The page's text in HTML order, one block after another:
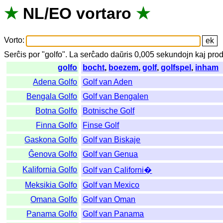
★ NL/EO vortaro ★
Vorto:
Serĉis por "golfo". La serĉado daŭris 0,005sekundojn kaj
golfo
bocht, boezem,golf,golfspel , inham
Adena Golfo
Golf van Aden
Bengala Golfo
Golf van Bengalen
Botna Golfo
Botnische Golf
Finna Golfo
Finse Golf
Gaskona Golfo
Golf van Biskaje
Ĝenova Golfo
Golf van Genua
Kalifornia Golfo
Golf van Californi�
Meksikia Golfo
Golf van Mexico
Omana Golfo
Golf van Oman
Panama Golfo
Golf van Panama